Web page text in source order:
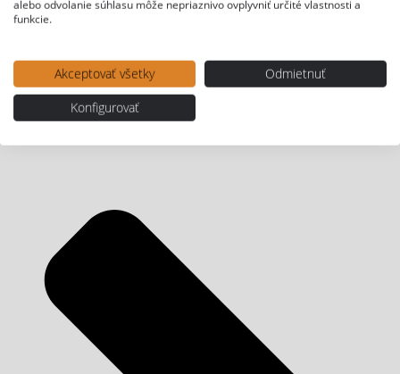
alebo odvolanie súhlasu môže nepriaznivo ovplyvniť určité vlastnosti a
funkcie.
Akceptovať všetky
Odmietnuť
Konfigurovať